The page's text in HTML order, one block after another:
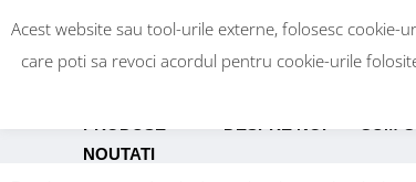
NOUTATI
Acest website sau tool-urile externe, folosesc
care poti sa revoci acordul pentru cookie-urile